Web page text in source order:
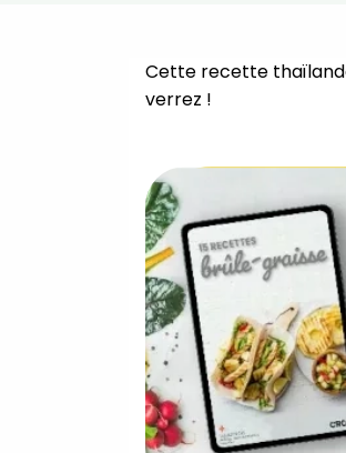
Cette recette
verrez !